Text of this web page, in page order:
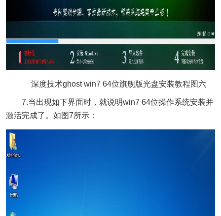
深度技术ghost win7 64位旗舰版光盘安装教程图六
7.当出现如下界面时，就说明win7 64位操作系统安装并
激活完成了。如图7所示：